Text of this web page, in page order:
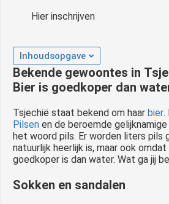
Hier inschrijven
Inhoudsopgave
Bekende gewoontes in
Bier is goedkoper dan
Tsjechië staat bekend om haar bier.
Pilsen en de beroemde
het woord pils. Er worden liters
natuurlijk heerlijk is, maar ook
goedkoper is dan water. Wat ga jij
Sokken en sandalen